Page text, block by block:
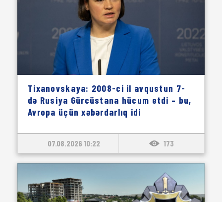
Tixanovskaya: 2008-ci il avqustun 7-
də Rusiya Gürcüstana hücum etdi – bu,
Avropa üçün xəbərdarlıq idi
07.08.2026 10:22 173